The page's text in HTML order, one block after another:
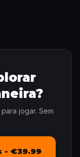
jogar. Sem
- €39.99